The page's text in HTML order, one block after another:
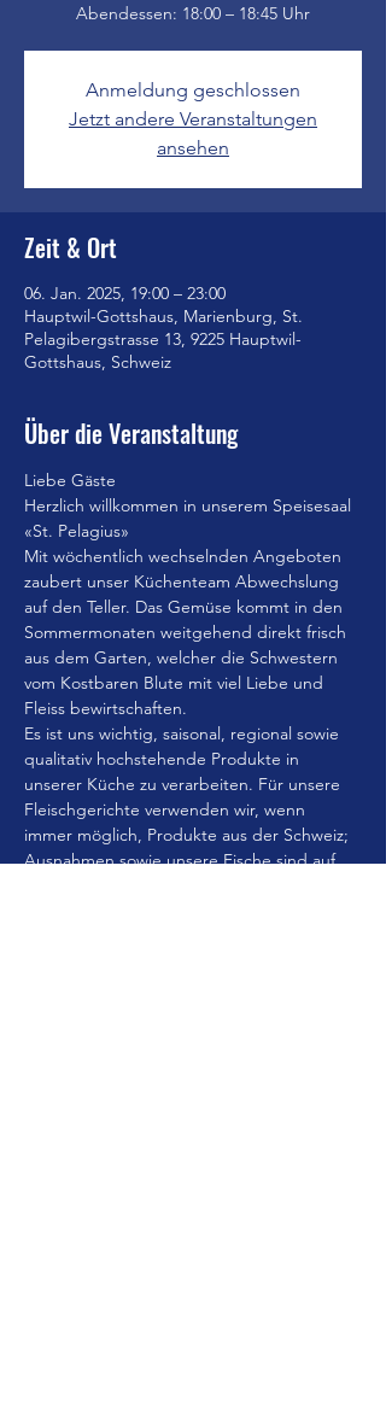
Anmeldung geschlossen
Jetzt andere Veranstaltungen
ansehen
Zeit & Ort
06. Jan. 2025, 19:00 – 23:00
Hauptwil-Gottshaus, Marienburg, St.
Pelagibergstrasse 13, 9225 Hauptwil-
Gottshaus, Schweiz
Über die Veranstaltung
Liebe Gäste
Herzlich willkommen in unserem Speisesaal
«St. Pelagius»
Mit wöchentlich wechselnden Angeboten
zaubert unser Küchenteam Abwechslung
auf den Teller. Das Gemüse kommt in den
Sommermonaten weitgehend direkt frisch
aus dem Garten, welcher die Schwestern
vom Kostbaren Blute mit viel Liebe und
Fleiss bewirtschaften.
Es ist uns wichtig, saisonal, regional sowie
qualitativ hochstehende Produkte in
unserer Küche zu verarbeiten. Für unsere
Fleischgerichte verwenden wir, wenn
immer möglich, Produkte aus der Schweiz;
Ausnahmen sowie unsere Fische sind auf